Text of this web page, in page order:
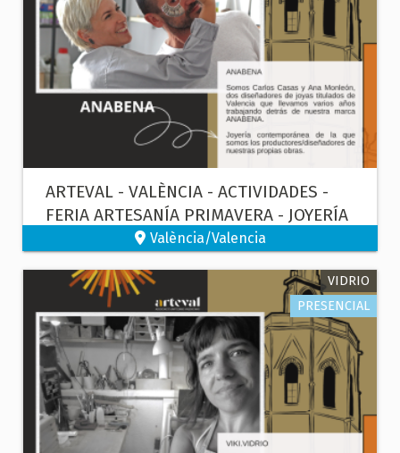
ARTEVAL - VALÈNCIA - ACTIVIDADES -
FERIA ARTESANÍA PRIMAVERA - JOYERÍA
CONTEMPORÁNEA -València/Valencia
VIDRIO
PRESENCIAL